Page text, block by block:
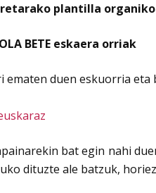
plantilla
BETE eskaera orriak
ematen duen eskuorria
bat egin nahi
dituzte ale batzuk,